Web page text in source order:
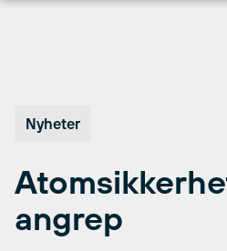
Nyheter
angrep